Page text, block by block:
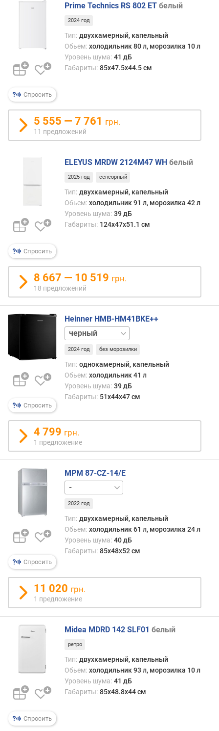
л
ь
о
й
к
а
м
е
п
о
о
и
а
д
(
ш
)
е
п
е
а
р
а
м
р
о
и
и
м
я
с
х
р
Спросить
Prime Technics RS 802 ET белый
2024 год
Тип: двухкамерный, капельный
Обьем: холодильник 80 л, морозилка 10 л
Уровень шума: 41 дБ
Габариты: 85х47.5х44.5 см
5 555 — 7 761 грн.
11 предложений
Спросить
ELEYUS MRDW 2124M47 WH белый
2025 год сенсорный
Тип: двухкамерный, капельный
Обьем: холодильник 91 л, морозилка 42 л
Уровень шума: 39 дБ
Габариты: 124х47х51.1 см
8 667 — 10 519 грн.
18 предложений
Спросить
Heinner HMB-HM41BKE++
белый
серебристый
2024 год без морозилки
Тип: однокамерный, капельный
Обьем: холодильник 41 л
Уровень шума: 39 дБ
Габариты: 51х44х47 см
4 799 грн.
1 предложение
Спросить
MPM 87-CZ-14/E
белый
2022 год
Тип: двухкамерный, капельный
Обьем: холодильник 61 л, морозилка 24 л
Уровень шума: 40 дБ
Габариты: 85x48x52 см
11 020 грн.
1 предложение
Спросить
Midea MDRD 142 SLF01 белый
ретро
Тип: двухкамерный, капельный
Обьем: холодильник 93 л, морозилка 10 л
Уровень шума: 41 дБ
Габариты: 85x48.8x44 см